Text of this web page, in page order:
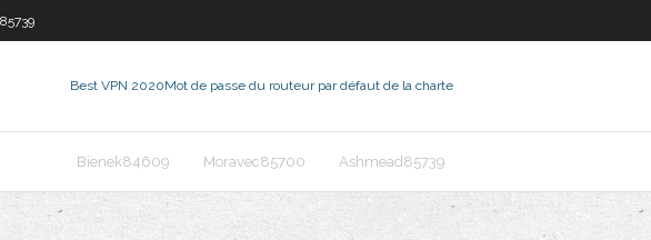
Best VPN 2020Mot de passe du routeur par défaut de la charte
Bienek84609 Moravec85700 Ashmead85739